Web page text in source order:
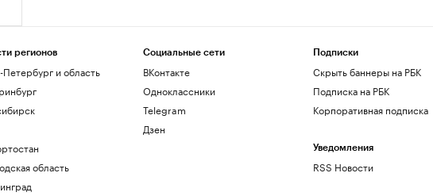
регионов
Петербург и область
область
Социальные сети
ВКонтакте
Одноклассники
Telegram
Дзен
Подписки
Скрыть баннеры на РБК
Подписка на РБК
Корпоративная подписка
Уведомления
RSS Новости